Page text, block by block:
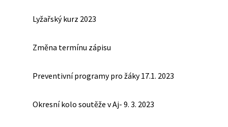
Lyžařský kurz 2023
Změna termínu zápisu
Preventivní programy pro žáky 17.1. 2023
Okresní kolo soutěže v Aj- 9. 3. 2023